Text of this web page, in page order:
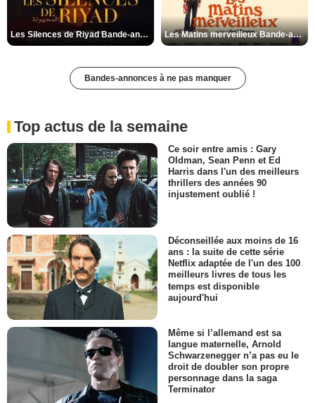
Les Silences de Riyad Bande-annonce VO STFR Les Matins merveilleux Bande-annonce VF
Bandes-annonces à ne pas manquer
Top actus de la semaine
Ce soir entre amis : Gary
Oldman, Sean Penn et Ed
Harris dans l'un des meilleurs
thrillers des années 90
injustement oublié !
Déconseillée aux moins de 16
ans : la suite de cette série
Netflix adaptée de l'un des 100
meilleurs livres de tous les
temps est disponible
aujourd'hui
Même si l’allemand est sa
langue maternelle, Arnold
Schwarzenegger n’a pas eu le
droit de doubler son propre
personnage dans la saga
Terminator